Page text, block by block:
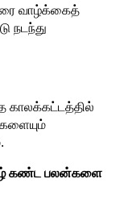
வாழ்க்கைத்
நடந்து
காலக்கட்டத்தில்
கண்ட பலன்களை